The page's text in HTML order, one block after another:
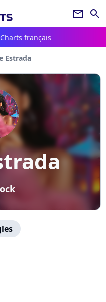
newsletter search
Charts français
Estrada